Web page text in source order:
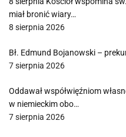
miał bronić wiary…
8 sierpnia 2026
Bł. Edmund Bojanowski –
7 sierpnia 2026
Oddawał współwięźniom
w niemieckim obo…
7 sierpnia 2026